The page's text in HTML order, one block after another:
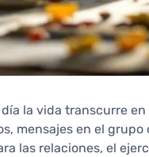
la vida transcurre
mensajes en el
las relaciones, el